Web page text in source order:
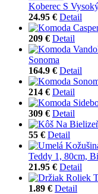
Koberec S
24.95 € Detail
209 € Detail
Sonoma
164.9 € Detail
214 € Detail
309 € Detail
55 € Detail
Teddy 1, 80cm,
21.95 € Detail
1.89 € Detail